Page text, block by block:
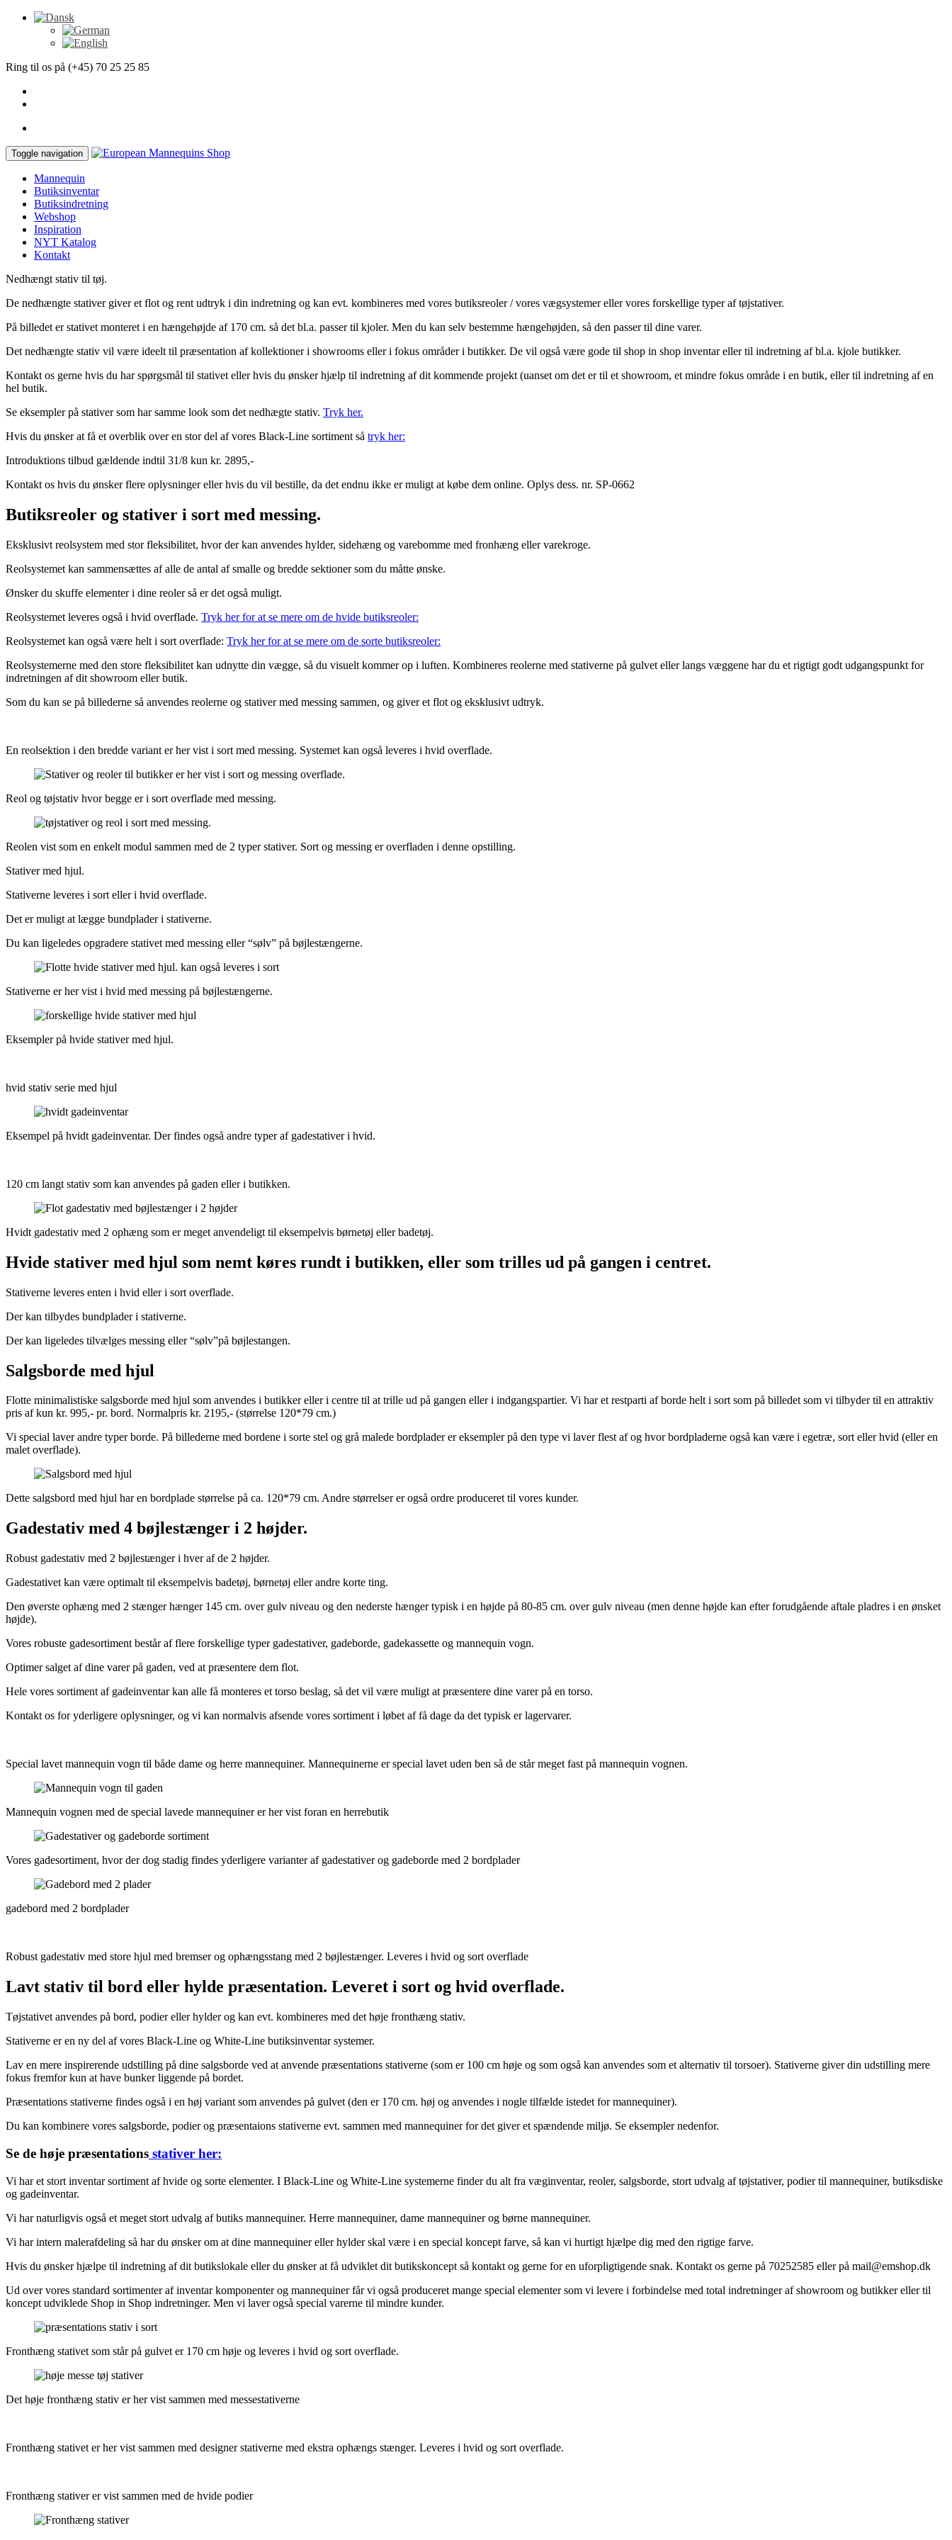
Ring til os på (+45) 70 25 25 85
Toggle navigation
Mannequin
Butiksinventar
Butiksindretning
Webshop
Inspiration
NYT Katalog
Kontakt
Nedhængt stativ til tøj.
De nedhængte stativer giver et flot og rent udtryk i din indretning og kan evt. kombineres med vores butiksreoler / vores vægsystemer eller vores forskellige typer af tøjstativer.
På billedet er stativet monteret i en hængehøjde af 170 cm. så det bl.a. passer til kjoler. Men du kan selv bestemme hængehøjden, så den passer til dine varer.
Det nedhængte stativ vil være ideelt til præsentation af kollektioner i showrooms eller i fokus områder i butikker. De vil også være gode til shop in shop inventar eller til indretning af bl.a. kjole butikker.
Kontakt os gerne hvis du har spørgsmål til stativet eller hvis du ønsker hjælp til indretning af dit kommende projekt (uanset om det er til et showroom, et mindre fokus område i en butik, eller til indretning af en
hel butik.
Se eksempler på stativer som har samme look som det nedhægte stativ. Tryk her.
Hvis du ønsker at få et overblik over en stor del af vores Black-Line sortiment så tryk her:
Introduktions tilbud gældende indtil 31/8 kun kr. 2895,-
Kontakt os hvis du ønsker flere oplysninger eller hvis du vil bestille, da det endnu ikke er muligt at købe dem online. Oplys dess. nr. SP-0662
Butiksreoler og stativer i sort med messing.
Eksklusivt reolsystem med stor fleksibilitet, hvor der kan anvendes hylder, sidehæng og varebomme med fronhæng eller varekroge.
Reolsystemet kan sammensættes af alle de antal af smalle og bredde sektioner som du måtte ønske.
Ønsker du skuffe elementer i dine reoler så er det også muligt.
Reolsystemet leveres også i hvid overflade. Tryk her for at se mere om de hvide butiksreoler:
Reolsystemet kan også være helt i sort overflade: Tryk her for at se mere om de sorte butiksreoler:
Reolsystemerne med den store fleksibilitet kan udnytte din vægge, så du visuelt kommer op i luften. Kombineres reolerne med stativerne på gulvet eller langs væggene har du et rigtigt godt udgangspunkt for
indretningen af dit showroom eller butik.
Som du kan se på billederne så anvendes reolerne og stativer med messing sammen, og giver et flot og eksklusivt udtryk.
En reolsektion i den bredde variant er her vist i sort med messing. Systemet kan også leveres i hvid overflade.
Reol og tøjstativ hvor begge er i sort overflade med messing.
Reolen vist som en enkelt modul sammen med de 2 typer stativer. Sort og messing er overfladen i denne opstilling.
Stativer med hjul.
Stativerne leveres i sort eller i hvid overflade.
Det er muligt at lægge bundplader i stativerne.
Du kan ligeledes opgradere stativet med messing eller “sølv” på bøjlestængerne.
Stativerne er her vist i hvid med messing på bøjlestængerne.
Eksempler på hvide stativer med hjul.
hvid stativ serie med hjul
Eksempel på hvidt gadeinventar. Der findes også andre typer af gadestativer i hvid.
120 cm langt stativ som kan anvendes på gaden eller i butikken.
Hvidt gadestativ med 2 ophæng som er meget anvendeligt til eksempelvis børnetøj eller badetøj.
Hvide stativer med hjul som nemt køres rundt i butikken, eller som trilles ud på gangen i centret.
Stativerne leveres enten i hvid eller i sort overflade.
Der kan tilbydes bundplader i stativerne.
Der kan ligeledes tilvælges messing eller “sølv”på bøjlestangen.
Salgsborde med hjul
Flotte minimalistiske salgsborde med hjul som anvendes i butikker eller i centre til at trille ud på gangen eller i indgangspartier. Vi har et restparti af borde helt i sort som på billedet som vi tilbyder til en attraktiv
pris af kun kr. 995,- pr. bord. Normalpris kr. 2195,- (størrelse 120*79 cm.)
Vi special laver andre typer borde. På billederne med bordene i sorte stel og grå malede bordplader er eksempler på den type vi laver flest af og hvor bordpladerne også kan være i egetræ, sort eller hvid (eller en
malet overflade).
Dette salgsbord med hjul har en bordplade størrelse på ca. 120*79 cm. Andre størrelser er også ordre produceret til vores kunder.
Gadestativ med 4 bøjlestænger i 2 højder.
Robust gadestativ med 2 bøjlestænger i hver af de 2 højder.
Gadestativet kan være optimalt til eksempelvis badetøj, børnetøj eller andre korte ting.
Den øverste ophæng med 2 stænger hænger 145 cm. over gulv niveau og den nederste hænger typisk i en højde på 80-85 cm. over gulv niveau (men denne højde kan efter forudgående aftale pladres i en ønsket
højde).
Vores robuste gadesortiment består af flere forskellige typer gadestativer, gadeborde, gadekassette og mannequin vogn.
Optimer salget af dine varer på gaden, ved at præsentere dem flot.
Hele vores sortiment af gadeinventar kan alle få monteres et torso beslag, så det vil være muligt at præsentere dine varer på en torso.
Kontakt os for yderligere oplysninger, og vi kan normalvis afsende vores sortiment i løbet af få dage da det typisk er lagervarer.
Special lavet mannequin vogn til både dame og herre mannequiner. Mannequinerne er special lavet uden ben så de står meget fast på mannequin vognen.
Mannequin vognen med de special lavede mannequiner er her vist foran en herrebutik
Vores gadesortiment, hvor der dog stadig findes yderligere varianter af gadestativer og gadeborde med 2 bordplader
gadebord med 2 bordplader
Robust gadestativ med store hjul med bremser og ophængsstang med 2 bøjlestænger. Leveres i hvid og sort overflade
Lavt stativ til bord eller hylde præsentation. Leveret i sort og hvid overflade.
Tøjstativet anvendes på bord, podier eller hylder og kan evt. kombineres med det høje fronthæng stativ.
Stativerne er en ny del af vores Black-Line og White-Line butiksinventar systemer.
Lav en mere inspirerende udstilling på dine salgsborde ved at anvende præsentations stativerne (som er 100 cm høje og som også kan anvendes som et alternativ til torsoer). Stativerne giver din udstilling mere
fokus fremfor kun at have bunker liggende på bordet.
Præsentations stativerne findes også i en høj variant som anvendes på gulvet (den er 170 cm. høj og anvendes i nogle tilfælde istedet for mannequiner).
Du kan kombinere vores salgsborde, podier og præsentaions stativerne evt. sammen med mannequiner for det giver et spændende miljø. Se eksempler nedenfor.
Se de høje præsentations stativer her:
Vi har et stort inventar sortiment af hvide og sorte elementer. I Black-Line og White-Line systemerne finder du alt fra væginventar, reoler, salgsborde, stort udvalg af tøjstativer, podier til mannequiner, butiksdiske
og gadeinventar.
Vi har naturligvis også et meget stort udvalg af butiks mannequiner. Herre mannequiner, dame mannequiner og børne mannequiner.
Vi har intern malerafdeling så har du ønsker om at dine mannequiner eller hylder skal være i en special koncept farve, så kan vi hurtigt hjælpe dig med den rigtige farve.
Hvis du ønsker hjælpe til indretning af dit butikslokale eller du ønsker at få udviklet dit butikskoncept så kontakt og gerne for en uforpligtigende snak. Kontakt os gerne på 70252585 eller på mail@emshop.dk
Ud over vores standard sortimenter af inventar komponenter og mannequiner får vi også produceret mange special elementer som vi levere i forbindelse med total indretninger af showroom og butikker eller til
koncept udviklede Shop in Shop indretninger. Men vi laver også special varerne til mindre kunder.
Fronthæng stativet som står på gulvet er 170 cm høje og leveres i hvid og sort overflade.
Det høje fronthæng stativ er her vist sammen med messestativerne
Fronthæng stativet er her vist sammen med designer stativerne med ekstra ophængs stænger. Leveres i hvid og sort overflade.
Fronthæng stativer er vist sammen med de hvide podier